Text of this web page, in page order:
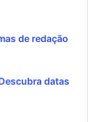
de redação
datas